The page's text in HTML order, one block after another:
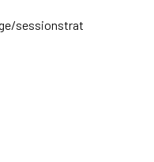
sessionstrat